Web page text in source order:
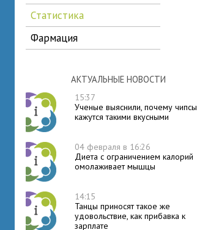
статистика
фармация
АКТУАЛЬНЫЕ НОВОСТИ
15:37
Ученые выяснили, почему чипсы
кажутся такими вкусными
04 февраля в 16:26
Диета с ограничением калорий
омолаживает мышцы
14:15
Танцы приносят такое же
удовольствие, как прибавка к
зарплате